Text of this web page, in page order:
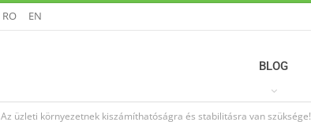
RO EN
BLOG
Az üzleti környezetnek kiszámíthatóságra és stabilitásra van szüksége!